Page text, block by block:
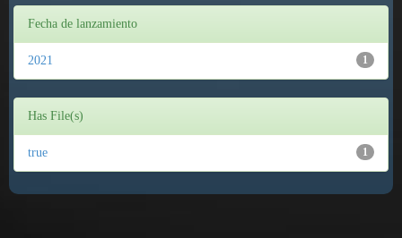
Fecha de lanzamiento
1
2021
Has File(s)
1
true